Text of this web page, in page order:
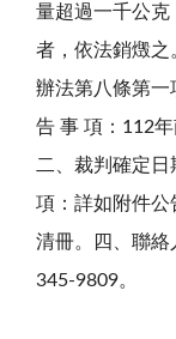
量超過一千公克
者，依法銷燬之
辦法第八條第一
告 事 項：112
二、裁判確定
項：詳如附件公
清冊。四、聯絡
345-9809。